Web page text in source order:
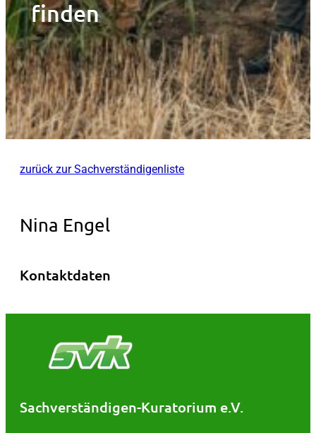
finden
zurück zur Sachverständigenliste
Nina Engel
Kontaktdaten
Sachverständigen-Kuratorium e.V.